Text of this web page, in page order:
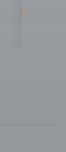
17 999 Kč